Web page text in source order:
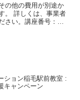
の他の費用が別途か
。 詳しくは、事業者
さい。講座番号：
ション稲毛駅前教室 :
キャンペーン